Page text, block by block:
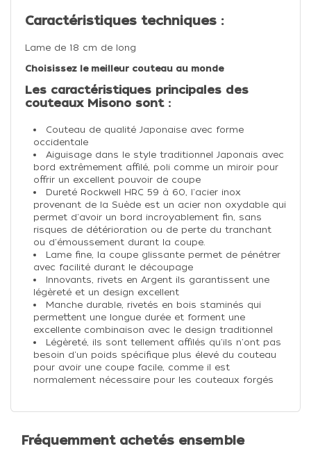
Caractéristiques techniques :
Lame de 18 cm de long
Choisissez le meilleur couteau au monde
Les caractéristiques principales des
couteaux Misono sont :
Couteau de qualité Japonaise avec forme
occidentale
Aiguisage dans le style traditionnel Japonais avec
bord extrêmement affilé, poli comme un miroir pour
offrir un excellent pouvoir de coupe
Dureté Rockwell HRC 59 à 60, l'acier inox
provenant de la Suède est un acier non oxydable qui
permet d'avoir un bord incroyablement fin, sans
risques de détérioration ou de perte du tranchant
ou d'émoussement durant la coupe.
Lame fine, la coupe glissante permet de pénétrer
avec facilité durant le découpage
Innovants, rivets en Argent ils garantissent une
légèreté et un design excellent
Manche durable, rivetés en bois staminés qui
permettent une longue durée et forment une
excellente combinaison avec le design traditionnel
Légèreté, ils sont tellement affilés qu'ils n'ont pas
besoin d'un poids spécifique plus élevé du couteau
pour avoir une coupe facile, comme il est
normalement nécessaire pour les couteaux forgés
Fréquemment achetés ensemble